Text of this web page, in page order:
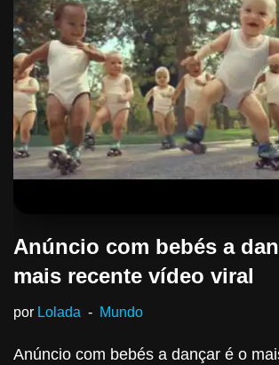
Anúncio com bebés a
mais recente vídeo viral
por Lolada Mundo
Anúncio com bebés a dançar é o